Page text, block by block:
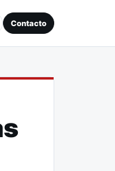
Contacto